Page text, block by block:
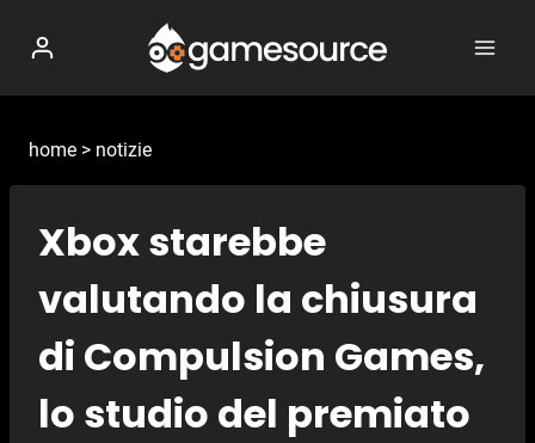
contenuto
home > notizie
Xbox starebbe
valutando la chiusura
di Compulsion Games,
lo studio del premiato